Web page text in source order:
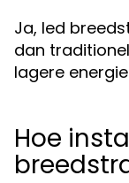
Ja, led
dan
lagere
Hoe